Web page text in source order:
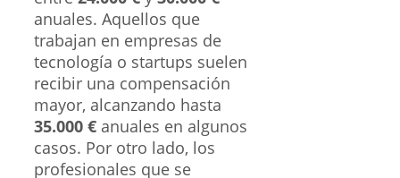
anuales. Aquellos que
trabajan en empresas de
tecnología o startups suelen
recibir una compensación
mayor, alcanzando hasta
35.000 € anuales en algunos
casos. Por otro lado, los
profesionales que se